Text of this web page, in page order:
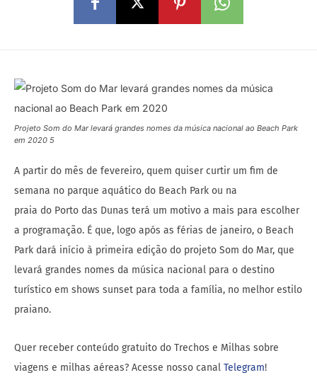
Projeto Som do Mar levará grandes nomes da música nacional ao Beach Park
em 2020 5
A partir do mês de fevereiro, quem quiser curtir um fim de
semana no parque aquático do Beach Park ou na
praia do Porto das Dunas terá um motivo a mais para escolher
a programação. É que, logo após as férias de janeiro, o Beach
Park dará início à primeira edição do projeto Som do Mar, que
levará grandes nomes da música nacional para o destino
turístico em shows sunset para toda a família, no melhor estilo
praiano.
Quer receber conteúdo gratuito do Trechos e Milhas sobre
viagens e milhas aéreas? Acesse nosso canal Telegram!